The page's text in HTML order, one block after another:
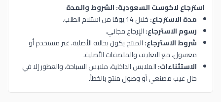
استرجاع لاكوست السعودية: الشروط والمدة
مدة الاسترجاع:خلال 14 يومًا من استلام الطلب.
رسوم الاسترجاع:الإرجاع مجاني.
شروط الاسترجاع:المنتج يكون بحالته الأصلية، غير مستخدم أو
مغسول، مع التغليف والملصقات الأصلية.
الاستثناءات:الملابس الداخلية، ملابس السباحة، والعطور إلا في
حال عيب مصنعي أو وصول منتج بالخطأ.